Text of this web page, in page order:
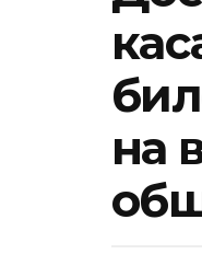
на